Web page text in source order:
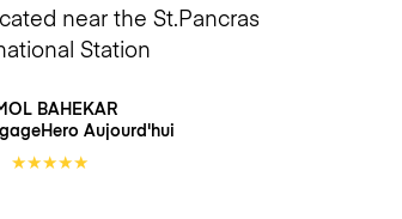
near the St.Pancras
Station
BAHEKAR
Aujourd'hui
★★★★★